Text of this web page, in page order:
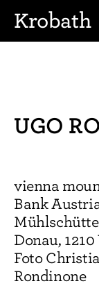
Krobath
UGO
vienna
Bank
Donau,
Foto
Rondinone